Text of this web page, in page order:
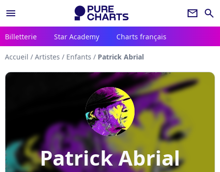
menu newsletter search
Billetterie Star Academy Charts français
Accueil / Artistes / Enfants / Patrick Abrial
Patrick Abrial